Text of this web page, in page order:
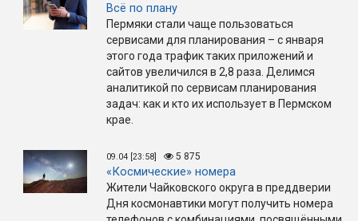
Всё по плану
Пермяки стали чаще пользоваться
сервисами для планирования – с января
этого года трафик таких приложений и
сайтов увеличился в 2,8 раза. Делимся
аналитикой по сервисам планирования
задач: как и кто их использует в Пермском
крае.
09.04 [23:58] 5 875
«Космические» номера
Жители Чайковского округа в преддверии
Дня космонавтики могут получить номера